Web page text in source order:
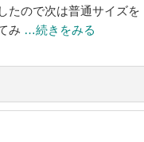
たので次は普通サイズを
み …続きをみる